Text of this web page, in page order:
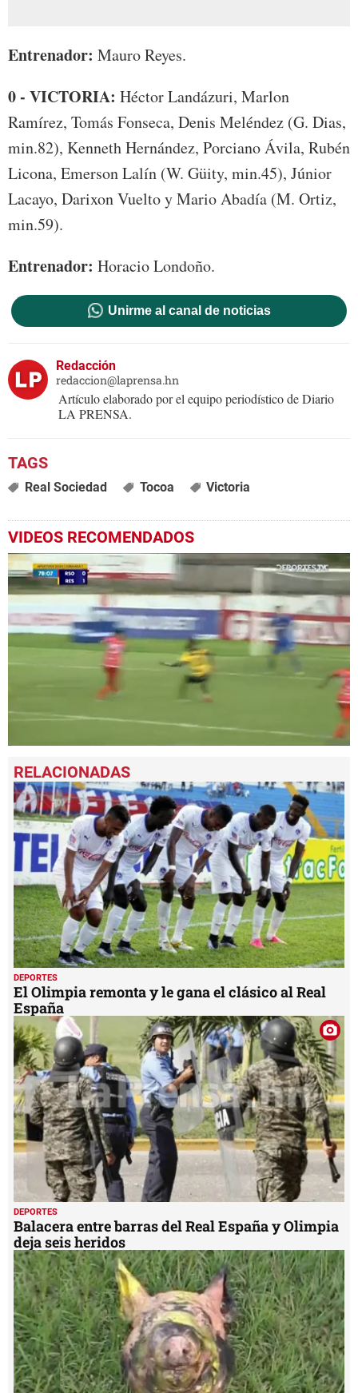
Entrenador: Mauro Reyes.
0 - VICTORIA: Héctor Landázuri, Marlon
Ramírez, Tomás Fonseca, Denis Meléndez (G. Dias,
min.82), Kenneth Hernández, Porciano Ávila, Rubén
Licona, Emerson Lalín (W. Güity, min.45), Júnior
Lacayo, Darixon Vuelto y Mario Abadía (M. Ortiz,
min.59).
Entrenador: Horacio Londoño.
Unirme al canal de noticias
Redacción
redaccion@laprensa.hn
Artículo elaborado por el equipo periodístico de Diario
LA PRENSA.
Real Sociedad Tocoa Victoria
VIDEOS RECOMENDADOS
seconds
of
2
minutes,
3
seconds
DEPORTES
El Olimpia remonta y le gana el clásico al Real
España
DEPORTES
Balacera entre barras del Real España y Olimpia
deja seis heridos